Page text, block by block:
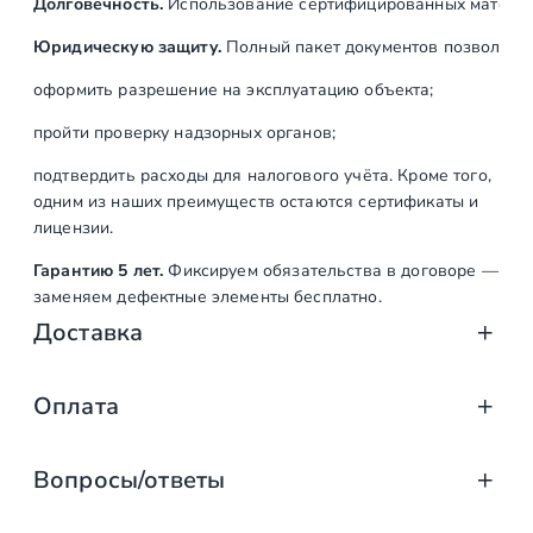
Юридическую защиту.Полный пакет документов позволяет:
оформить разрешение на эксплуатацию объекта;
пройти проверку надзорных органов;
подтвердить расходы для налогового учёта. Кроме того,
одним из наших преимуществ остаются сертификаты и
лицензии.
Гарантию 5 лет. Фиксируем обязательства в договоре —
заменяем дефектные элементы бесплатно.
Доставка
Доставка от «СтаирсПром»: аккуратно,
от упаковки на производстве до разгрузки на объекте.
Какие изделия мы доставляем
Оплата
Оплата услуг «СтаирсПром»: удобно,
Вопросы/ответы